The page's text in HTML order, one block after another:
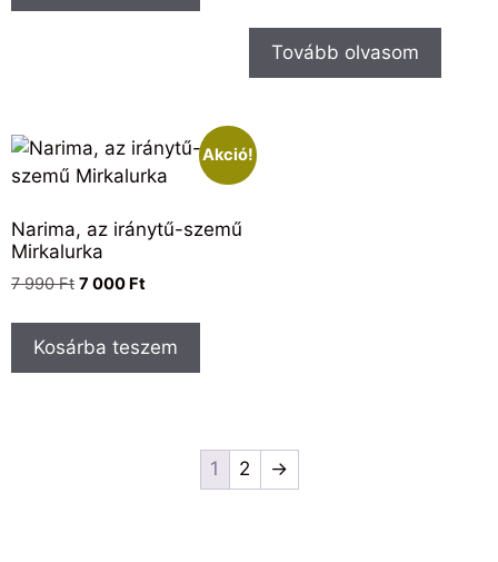
Tovább olvasom
Akció!
Narima, az iránytű-szemű
Mirkalurka
7 990Ft 7 000 Ft
Kosárba teszem
1 2 →